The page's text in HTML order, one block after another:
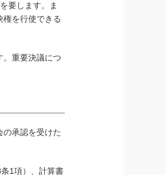
要します。ま
を行使できる
。重要決議につ
承認を受けた
1項）、計算書